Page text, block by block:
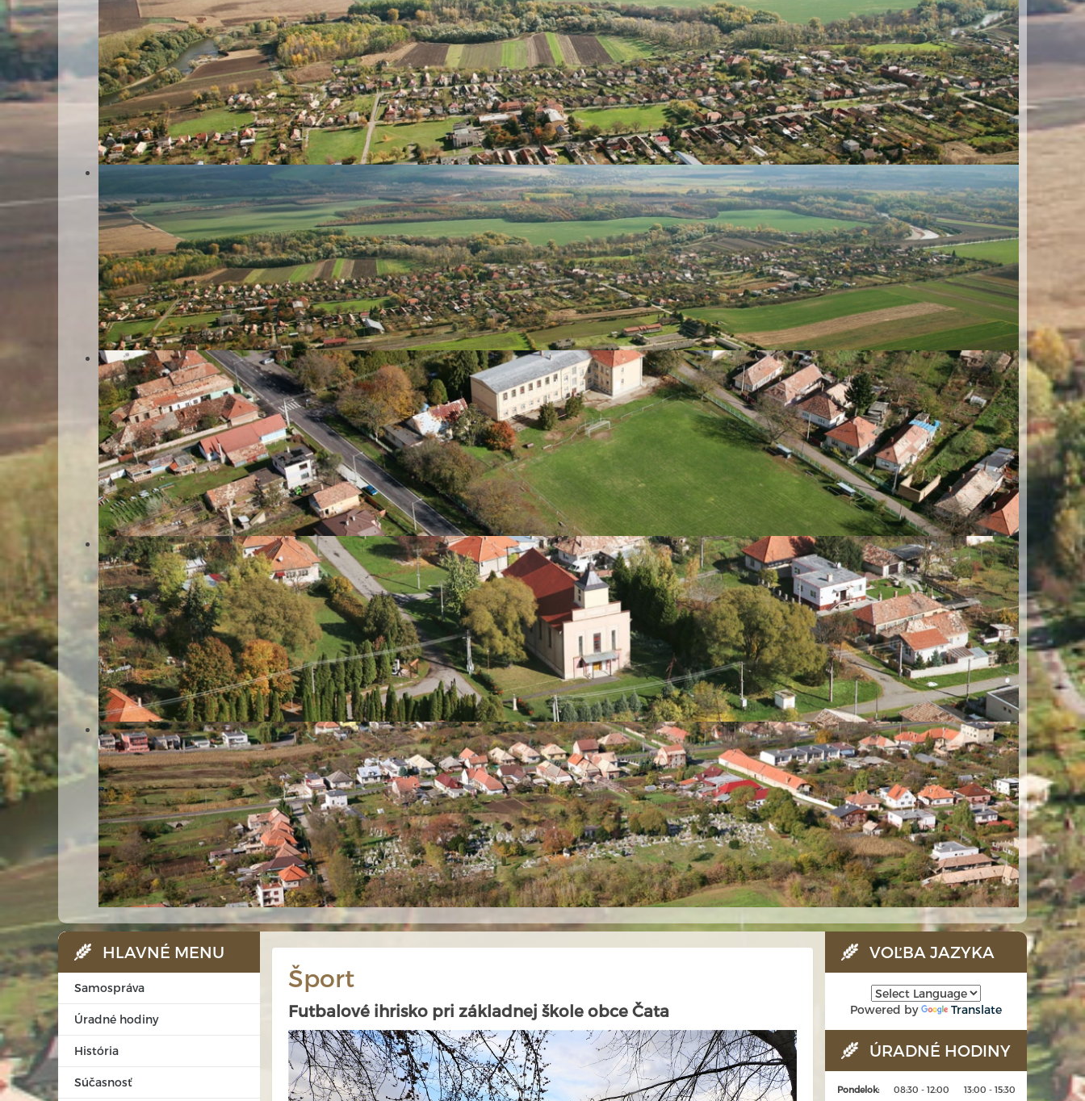
HLAVNÉ MENU
Samospráva
Úradné hodiny
História
Súčasnosť
Šport
Futbalové ihrisko pri základnej škole obce Čata
VOĽBA JAZYKA
Powered by Translate
ÚRADNÉ HODINY
Pondelok: 08:30 - 12:00
13:00 - 15:30